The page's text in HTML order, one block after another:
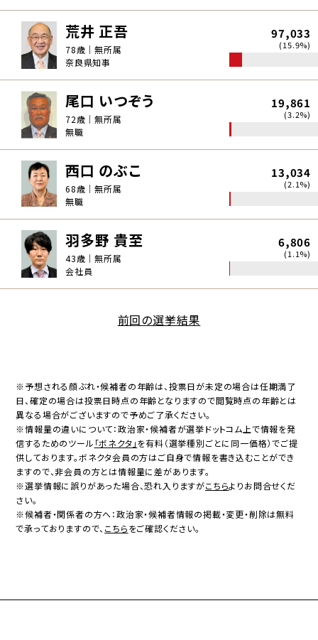
荒井 正吾
78歳｜無所属
奈良県知事
97,033
(15.9%)
尾口 いつぞう
72歳｜無所属
無職
19,861
(3.2%)
西口 のぶこ
68歳｜無所属
無職
13,034
(2.1%)
羽多野 貴至
43歳｜無所属
会社員
6,806
(1.1%)
前回の選挙結果
※予想される顔ぶれ・候補者の年齢は、投票日が未定の場合は任期満了
日、確定の場合は投票日時点の年齢となりますので閲覧時点の年齢とは
異なる場合がございますので予めご了承ください。
※情報量の違いについて：政治家・候補者が選挙ドットコム上で情報を発
信するためのツール 「ボネクタ」を有料（選挙種別ごとに同一価格）でご提
供しております。ボネクタ会員の方はご自身で情報を書き込むことができ
ますので、非会員の方とは情報量に差があります。
※選挙情報に誤りがあった場合、恐れ入りますがこちらよりお問合せくだ
さい。
※候補者・関係者の方へ：政治家・候補者情報の掲載・変更・削除は無料
で承っておりますので、 こちらをご確認ください。